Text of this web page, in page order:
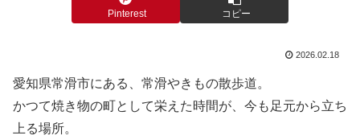
Pinterest コピー
2026.02.18
愛知県常滑市にある、常滑やきもの散歩道。
かつて焼き物の町として栄えた時間が、今も足元から立ち
上る場所。